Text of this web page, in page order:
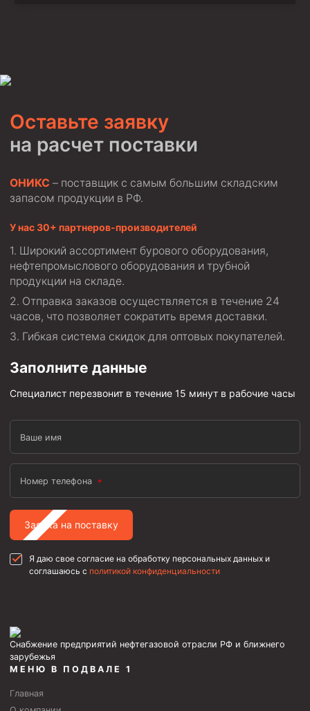
Оставьте заявку
на расчет поставки
ОНИКС – поставщик с самым большим складским
запасом продукции в РФ.
У нас 30+ партнеров-производителей
Широкий ассортимент бурового оборудования,
нефтепромыслового оборудования и трубной
продукции на складе.
Отправка заказов осуществляется в течение 24
часов, что позволяет сократить время доставки.
Гибкая система скидок для оптовых покупателей.
Заполните данные
Специалист перезвонит в течение 15 минут в рабочие часы
Ваше имя
Номер телефона
Заявка на поставку
Я даю свое согласие на обработку персональных данных и
соглашаюсь с политикой конфиденциальности
Снабжение предприятий нефтегазовой отрасли РФ и ближнего
зарубежья
МЕНЮ В ПОДВАЛЕ 1
Главная